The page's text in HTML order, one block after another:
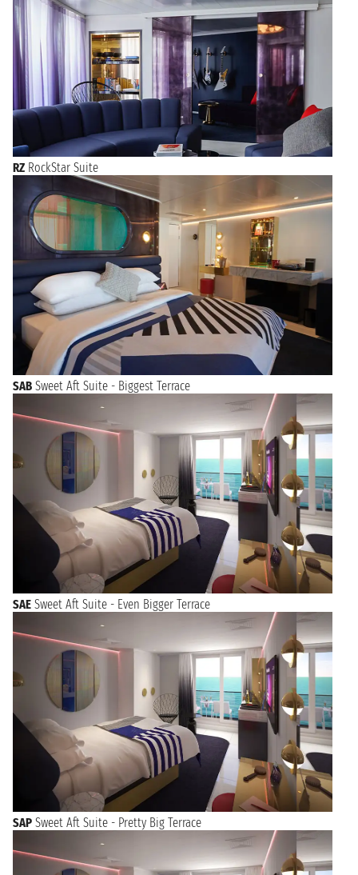
RZ RockStar Suite
SAB Sweet Aft Suite - Biggest Terrace
SAE Sweet Aft Suite - Even Bigger Terrace
SAP Sweet Aft Suite - Pretty Big Terrace